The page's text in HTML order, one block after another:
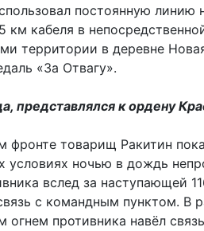
постоянную линию
км кабеля в
территории в деревне
«За Отвагу».
представлялся к ордену
фронте товарищ Ракитин
ночью в дождь
вслед за наступающей
с командным пунктом. В
противника навёл